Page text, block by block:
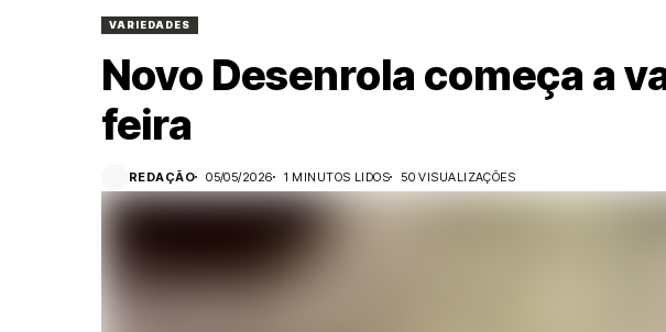
VARIEDADES
Novo Desenrola começa a
feira
REDAÇÃO 05/05/2026 1 MINUTOS LIDOS 50 VISUALIZAÇÕES